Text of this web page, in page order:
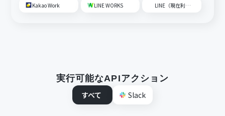
Kakao Work LINE WORKS LINE（現在利用不可）
実行可能なAPIアクション
すべて
Slack